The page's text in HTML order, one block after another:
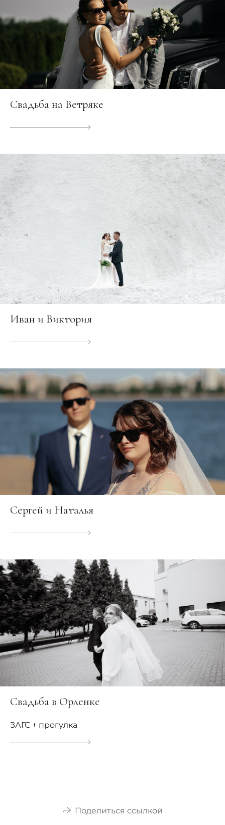
Свадьба на Ветряке
Иван и Виктория
Сергей и Наталья
Свадьба в Орленке
ЗАГС + прогулка
Поделиться ссылкой